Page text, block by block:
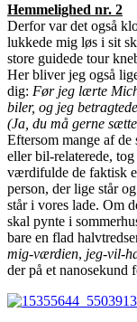
Hemmelighed nr. 2
Derfor var det også
lukkede mig løs i sit
store guidede tour
Her bliver jeg også
dig: Før jeg lærte
biler, og jeg
(Ja, du må gerne
Eftersom mange af
eller bil-relaterede,
værdifulde de faktisk
person, der lige står
står i vores lade. Om
skal pynte i
bare en flad
mig-værdien, jeg-vil-
der på et nanosekund